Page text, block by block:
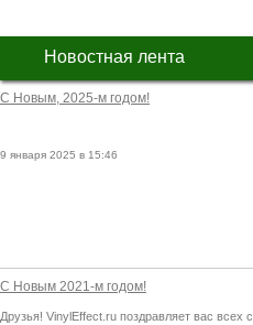
Новостная лента
С Новым, 2025-м годом!
9 января 2025 в 15:46
С Новым 2021-м годом!
Друзья! VinylEffect.ru поздравляет вас всех с